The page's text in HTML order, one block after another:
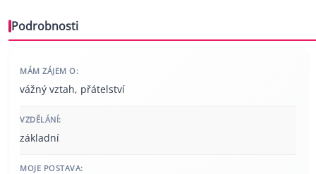
Podrobnosti
MÁM ZÁJEM O:
vážný vztah, přátelství
VZDĚLÁNÍ:
základní
MOJE POSTAVA: